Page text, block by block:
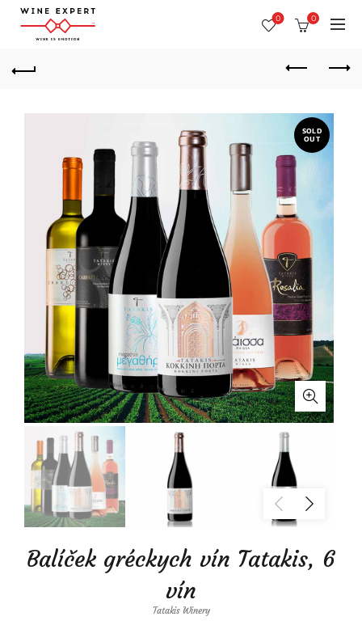
0 0
SOLD
OUT
Balíček gréckych vín Tatakis, 6
vín
Tatakis Winery